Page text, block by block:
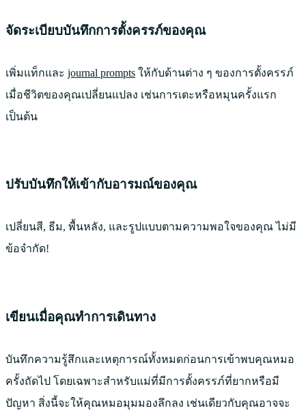
จัดระเบียบบันทึกการตั้งครรภ์ของคุณ
เพิ่มแท็กและ journal prompts ให้กับด้านต่าง ๆ ของการตั้งครรภ์
เมื่อชีวิตของคุณเปลี่ยนแปลง เช่นการเตะหรือหมุนครั้งแรก
เป็นต้น
ปรับบันทึกให้เข้ากับอารมณ์ของคุณ
เปลี่ยนสี, ธีม, พื้นหลัง, และรูปแบบตามความพอใจของคุณ ไม่มี
ข้อจำกัด!
เขียนเมื่อคุณทำการเดินทาง
บันทึกความรู้สึกและเหตุการณ์ทั้งหมดก่อนการเข้าพบคุณหมอ
ครั้งถัดไป โดยเฉพาะสําหรับแม่ที่มีการตั้งครรภ์ที่ยากหรือมี
ปัญหา สิ่งนี้จะให้คุณหมอมุมมองลึกลง เช่นเดียวกับคุณอาจจะ